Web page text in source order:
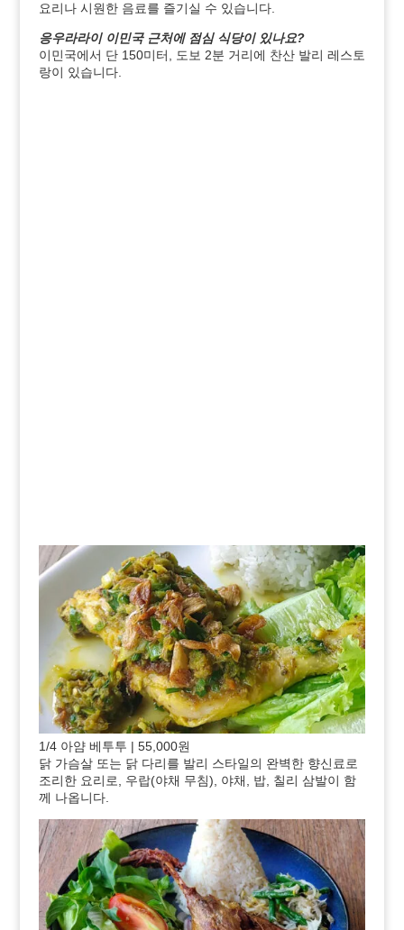
요리나 시원한 음료를 즐기실 수 있습니다.
응우라라이 이민국 근처에 점심 식당이 있나요?
이민국에서 단 150미터, 도보 2분 거리에 찬산 발리 레스토
랑이 있습니다.
1/4 아얌 베투투 | 55,000원
닭 가슴살 또는 닭 다리를 발리 스타일의 완벽한 향신료로
조리한 요리로, 우랍(야채 무침), 야채, 밥, 칠리 삼발이 함
께 나옵니다.